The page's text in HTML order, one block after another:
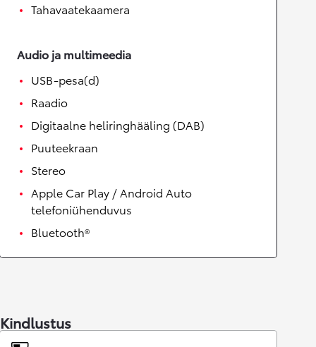
Tahavaatekaamera
Audio ja multimeedia
USB-pesa(d)
Raadio
Digitaalne heliringhääling (DAB)
Puuteekraan
Stereo
Apple Car Play / Android Auto
telefoniühenduvus
Bluetooth®
Kindlustus